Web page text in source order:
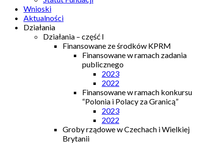
Wnioski
Aktualności
Działania
Działania – część I
Finansowane ze środków KPRM
Finansowane w ramach zadania
publicznego
2023
2022
Finansowane w ramach konkursu
“Polonia i Polacy za Granicą”
2023
2022
Groby rządowe w Czechach i Wielkiej
Brytanii